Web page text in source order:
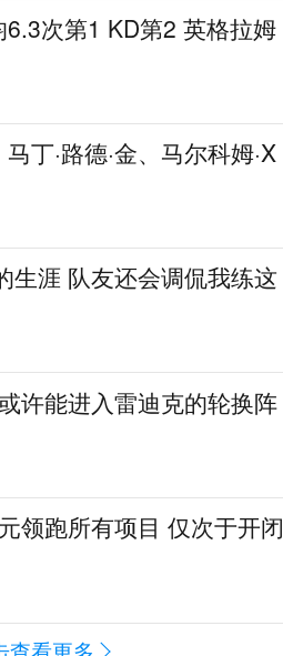
次第1 KD第2 英格拉姆
丁·路德·金、马尔科姆·X
生涯 队友还会调侃我练这
许能进入雷迪克的轮换阵
领跑所有项目 仅次于开闭